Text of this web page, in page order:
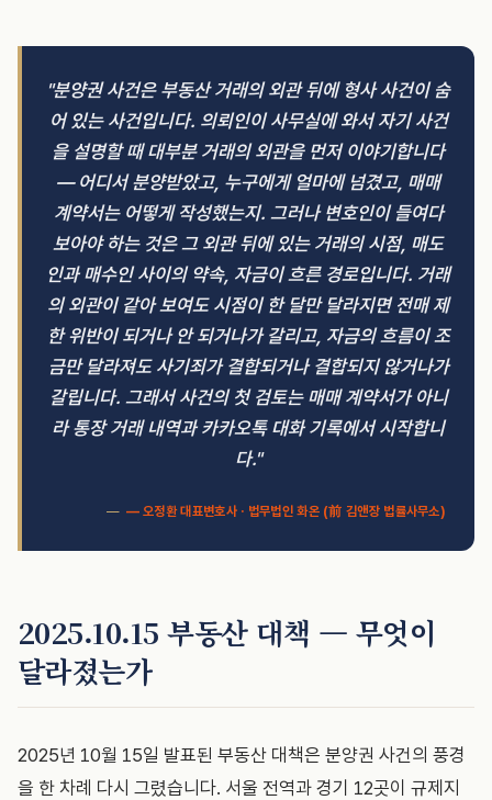
"분양권 사건은 부동산 거래의 외관 뒤에 형사 사건이 숨
어 있는 사건입니다. 의뢰인이 사무실에 와서 자기 사건
을 설명할 때 대부분 거래의 외관을 먼저 이야기합니다
— 어디서 분양받았고, 누구에게 얼마에 넘겼고, 매매
계약서는 어떻게 작성했는지. 그러나 변호인이 들여다
보아야 하는 것은 그 외관 뒤에 있는 거래의 시점, 매도
인과 매수인 사이의 약속, 자금이 흐른 경로입니다. 거래
의 외관이 같아 보여도 시점이 한 달만 달라지면 전매 제
한 위반이 되거나 안 되거나가 갈리고, 자금의 흐름이 조
금만 달라져도 사기죄가 결합되거나 결합되지 않거나가
갈립니다. 그래서 사건의 첫 검토는 매매 계약서가 아니
라 통장 거래 내역과 카카오톡 대화 기록에서 시작합니
다."
— 오정환 대표변호사 · 법무법인 화온 (前 김앤장 법률사무소)
2025.10.15 부동산 대책 — 무엇이
달라졌는가
2025년 10월 15일 발표된 부동산 대책은 분양권 사건의 풍경
을 한 차례 다시 그렸습니다. 서울 전역과 경기 12곳이 규제지